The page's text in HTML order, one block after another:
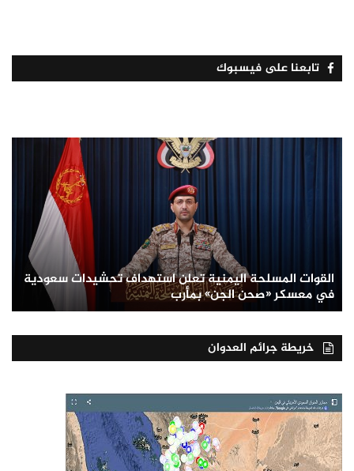
تابعنا على فيسبوك
القوات المسلحة اليمنية تعلن استهداف تحشيدات سعودية
في معسكر «صحن الجن» بمأرب
خريطة جرائم العدوان